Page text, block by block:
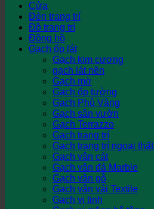
Cửa
Đèn trang trí
Đồ trang trí
Đồng hồ
Gạch ốp lát
Gạch kim cương
gạch lát nền
Gạch mờ
Gạch ốp tường
Gạch Phủ Vàng
Gạch sân vườn
Gạch Terrazzo
Gạch trang trí
Gạch trang trí ngoại thất
Gạch vân cát
Gạch vân đá Marble
Gạch vân gỗ
Gạch vân vải Textile
Gạch vi tinh